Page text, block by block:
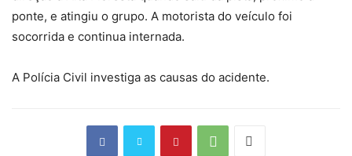
ponte, e atingiu o grupo. A motorista do veículo foi
socorrida e continua internada.
A Polícia Civil investiga as causas do acidente.